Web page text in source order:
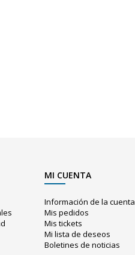
MI CUENTA
Información de la cuenta
Mis pedidos
Mis tickets
Mi lista de deseos
Boletines de noticias